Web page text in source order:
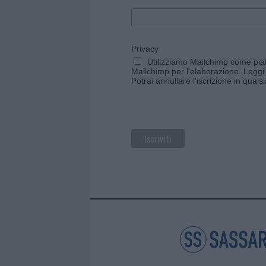
Privacy
Utilizziamo Mailchimp come
Mailchimp per l'elaborazione.
Potrai annullare l'iscrizione in